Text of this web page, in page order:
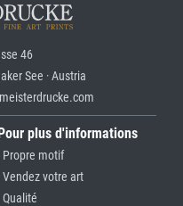
46
See · Austria
plus d'informations
Propre motif
Vendez votre art
Qualité